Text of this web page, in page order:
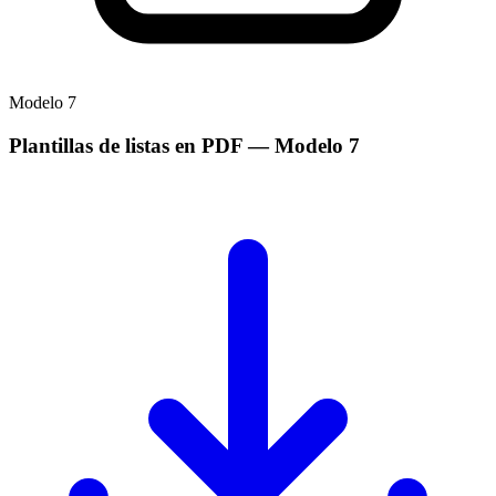
Modelo 7
Plantillas de listas en PDF— Modelo 7